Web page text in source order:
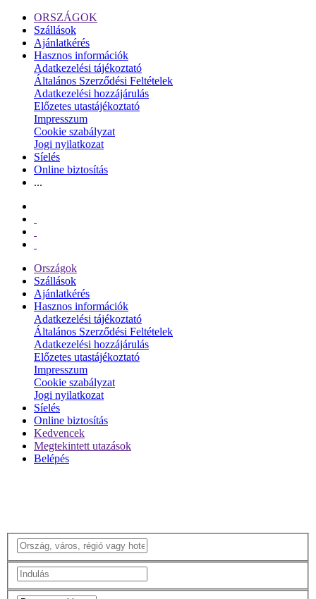
ORSZÁGOK
Szállások
Ajánlatkérés
Hasznos információk
Adatkezelési tájékoztató
Általános Szerződési Feltételek
Adatkezelési hozzájárulás
Előzetes utastájékoztató
Impresszum
Cookie szabályzat
Jogi nyilatkozat
Síelés
Online biztosítás
...
Országok
Szállások
Ajánlatkérés
Hasznos információk
Adatkezelési tájékoztató
Általános Szerződési Feltételek
Adatkezelési hozzájárulás
Előzetes utastájékoztató
Impresszum
Cookie szabályzat
Jogi nyilatkozat
Síelés
Online biztosítás
Kedvencek
Megtekintett utazások
Belépés